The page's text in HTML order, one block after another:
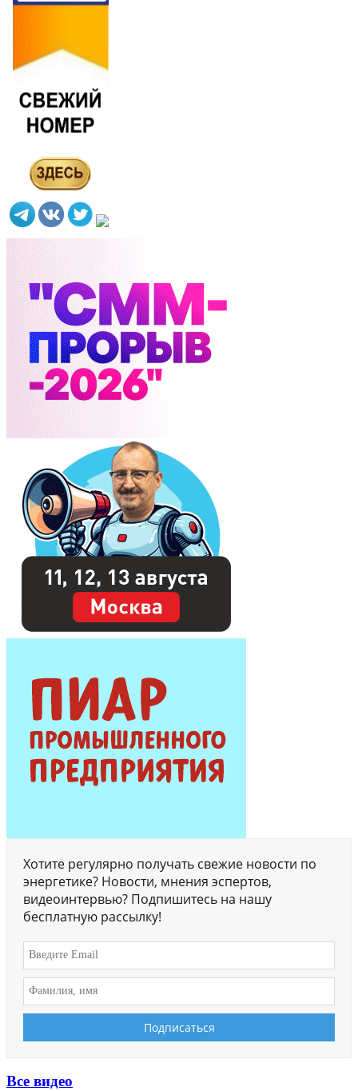
Хотите регулярно получать свежие новости по
энергетике? Новости, мнения эспертов,
видеоинтервью? Подпишитесь на нашу
бесплатную рассылку!
Все видео